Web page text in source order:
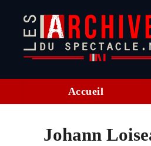
Accueil
Johann